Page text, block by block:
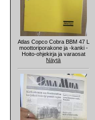
Atlas Copco Cobra BBM 47 L
moottoriporakone ja -kanki -
Hoito-ohjekirja ja varaosat
Näytä